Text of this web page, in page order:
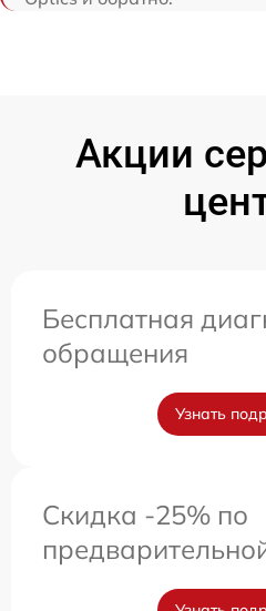
Акции
Бесплатная
обращения
Узнать
Скидка -25% по